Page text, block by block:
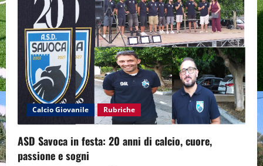
a
n
Calcio Giovanile Rubriche
ASD Savoca in festa: 20 anni di calcio, cuore,
passione e sogni